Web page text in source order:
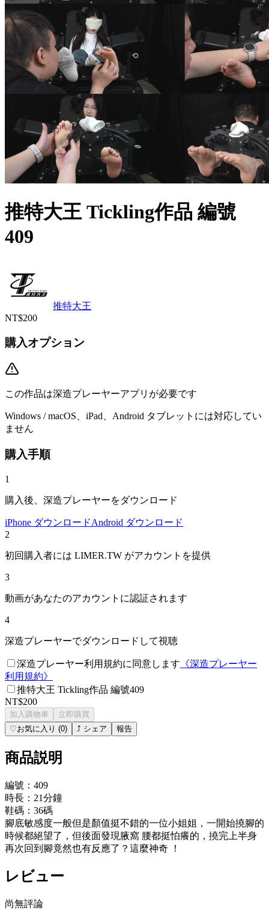
推特大王 Tickling作品 編號
409
推特大王
NT$200
購入オプション
この作品は深造プレーヤーアプリが必要です
Windows / macOS、iPad、Android タブレットには対応してい
ません
購入手順
1
購入後、深造プレーヤーをダウンロード
iPhone ダウンロードAndroid ダウンロード
2
初回購入者には LIMER.TW がアカウントを提供
3
動画があなたのアカウントに認証されます
4
深造プレーヤーでダウンロードして視聴
深造プレーヤー利用規約に同意します 《深造プレーヤー
利用規約》
推特大王 Tickling作品 編號409
NT$200
加入購物車
立即購買
♡お気に入り (0) ⤴ シェア 報告
商品説明
編號：409
時長：21分鐘
鞋碼：36碼
腳底敏感度一般但是顏值挺不錯的一位小姐姐，一開始撓腳的
時候都絕望了，但後面發現腋窩 腰都挺怕癢的，撓完上半身
再次回到腳竟然也有反應了？這麼神奇 ！
レビュー
尚無評論